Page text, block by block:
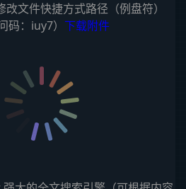
文件快捷方式路径（例盘符）
码：iuy7） 下载附件